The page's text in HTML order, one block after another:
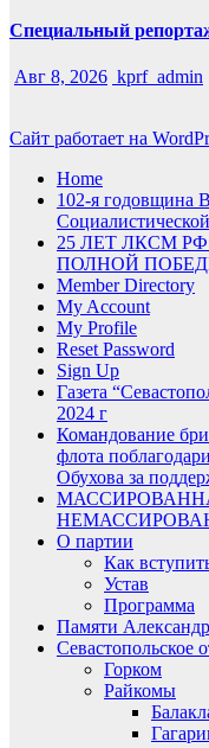
Специальный
Авг 8, 2026 kprf_admin
Сайт работает на
Home
102-я годовщина
25 ЛЕТ ЛКСМ
ПОЛНОЙ
Member Directory
My Account
My Profile
Reset Password
Sign Up
Газета
2024 г
Командование
флота
Обухова за
О партии
Как
Устав
Программа
Памяти
Севастопольское
Горком
Райкомы